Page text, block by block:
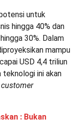
untuk
hingga 40% dan
30%. Dalam
mampu
USD 4,4 triliun
teknologi ini akan
customer
: Bukan